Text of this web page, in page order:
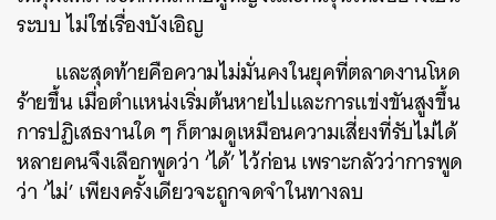
ระบบ ไม่ใช่เรื่องบังเอิญ
และสุดท้ายคือความไม่มั่นคงในยุคที่ตลาดงานโหด
ร้ายขึ้น เมื่อตำแหน่งเริ่มต้นหายไปและการแข่งขันสูงขึ้น
การปฏิเสธงานใด ๆ ก็ตามดูเหมือนความเสี่ยงที่รับไม่ได้
หลายคนจึงเลือกพูดว่า ‘ได้’ ไว้ก่อน เพราะกลัวว่าการพูด
ว่า ‘ไม่’ เพียงครั้งเดียวจะถูกจดจำในทางลบ